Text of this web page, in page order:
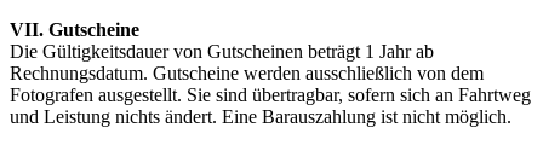
VII. Gutscheine
Die Gültigkeitsdauer von Gutscheinen beträgt 1 Jahr ab
Rechnungsdatum. Gutscheine werden ausschließlich von dem
Fotografen ausgestellt. Sie sind übertragbar, sofern sich an Fahrtweg
und Leistung nichts ändert. Eine Barauszahlung ist nicht möglich.